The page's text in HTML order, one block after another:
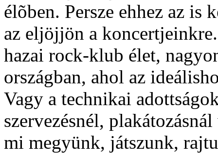
élõben. Persze ehhez az is
az eljöjjön a
hazai rock-klub élet,
országban, ahol az
Vagy a technikai
szervezésnél,
mi megyünk, játszunk,